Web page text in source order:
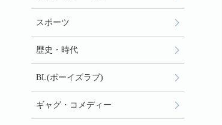
スポーツ
歴史・時代
BL(ボーイズラブ)
ギャグ・コメディー